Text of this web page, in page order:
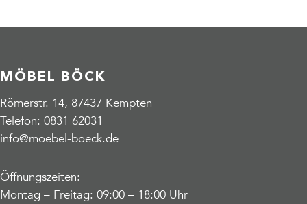
MÖBEL BÖCK
Römerstr. 14, 87437 Kempten
Telefon: 0831 62031
info@moebel-boeck.de
Öffnungszeiten:
Montag – Freitag: 09:00 – 18:00 Uhr